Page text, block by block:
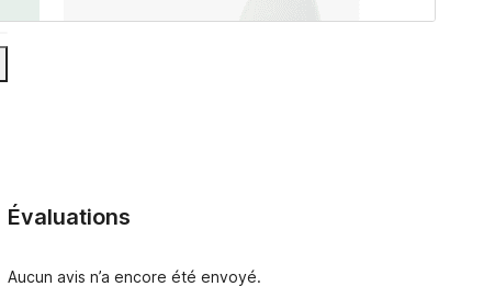
Évaluations
Aucun avis n’a encore été envoyé.